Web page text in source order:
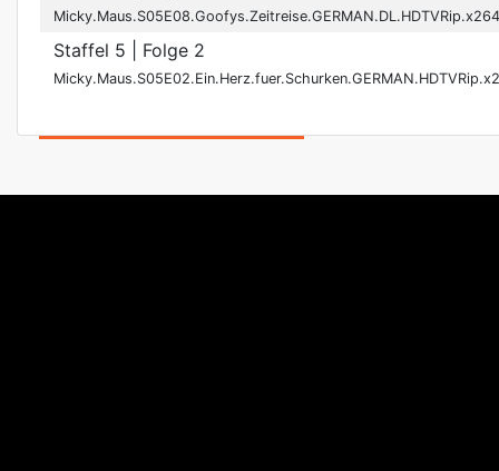
Staffel 5 | Folge 2